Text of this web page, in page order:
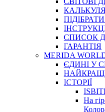
СПИСОК
ГАРАНТIЯ
MERIDA
ЄДИНI У
ІСТОРІЇ
На